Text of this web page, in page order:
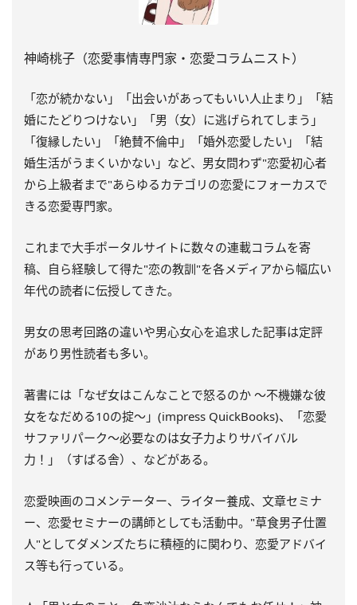
神崎桃子（恋愛事情専門家・恋愛コラムニスト）
「恋が続かない」「出会いがあってもいい人止まり」「結
婚にたどりつけない」「男（女）に逃げられてしまう」
「復縁したい」「絶賛不倫中」「婚外恋愛したい」「結
婚生活がうまくいかない」など、男女問わず"恋愛初心者
から上級者まで"あらゆるカテゴリの恋愛にフォーカスで
きる恋愛専門家。
これまで大手ポータルサイトに数々の連載コラムを寄
稿、自ら経験して得た"恋の教訓"を各メディアから幅広い
年代の読者に伝授してきた。
男女の思考回路の違いや男心女心を追求した記事は定評
があり男性読者も多い。
著書には「なぜ女はこんなことで怒るのか ～不機嫌な彼
女をなだめる10の掟～」(impress QuickBooks)、「恋愛
サファリパーク～必要なのは女子力よりサバイバル
力！」（すばる舎）、などがある。
恋愛映画のコメンテーター、ライター養成、文章セミナ
ー、恋愛セミナーの講師としても活動中。"草食男子仕置
人"としてダメンズたちに積極的に関わり、恋愛アドバイ
ス等も行っている。